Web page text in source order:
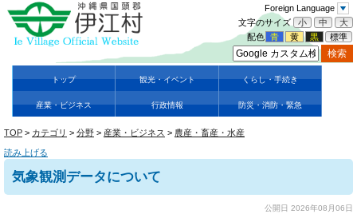
Foreign Language
文字のサイズ
小 中
大
配色 青 黄 黒 標準
トップ 観光・イベント くらし・手続き
産業・ビジネス 行政情報 防災・消防・緊急
TOP > カテゴリ > 分野 > 産業・ビジネス > 農産・畜産・水産
読み上げる
気象観測データについて
公開日 2026年08月06日